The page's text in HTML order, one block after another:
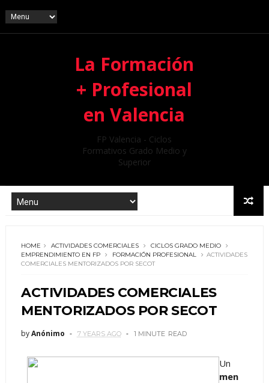
La Formación
+ Profesional
en Valencia
FP Valencia - Ciclos
Formativos Grado Medio y
Superior
HOME ACTIVIDADES COMERCIALES
CICLOS GRADO MEDIO
EMPRENDIMIENTO EN FP
FORMACIÓN PROFESIONAL
ACTIVIDADES
COMERCIALES MENTORIZADOS POR SECOT
ACTIVIDADES COMERCIALES
MENTORIZADOS POR SECOT
byAnónimo 7 YEARS AGO 1 MINUTE READ
Un
men